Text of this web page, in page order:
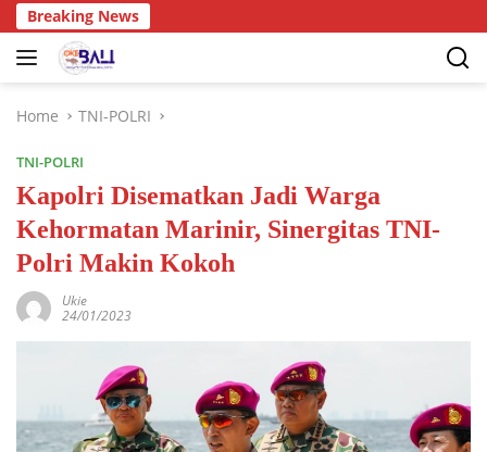
Breaking News
Home TNI-POLRI
TNI-POLRI
Kapolri Disematkan Jadi Warga
Kehormatan Marinir, Sinergitas TNI-
Polri Makin Kokoh
Ukie
24/01/2023